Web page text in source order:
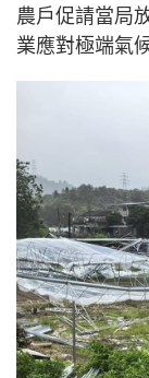
農戶促請當局
業應對極端氣